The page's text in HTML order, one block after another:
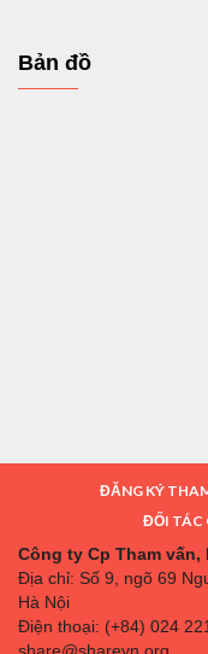
Bản đồ
ĐĂNG KÝ
ĐỐI TÁC
Công ty Cp Tham
Địa chỉ: Số 9, ngõ 69
Hà Nội
Điện thoại: (+84) 024
share@sharevn.org